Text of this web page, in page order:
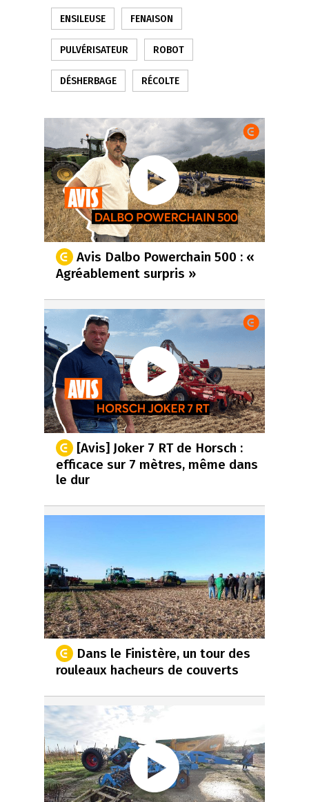
ENSILEUSE FENAISON
PULVÉRISATEUR ROBOT
DÉSHERBAGE RÉCOLTE
Avis Dalbo Powerchain 500 : «
Agréablement surpris »
[Avis] Joker 7 RT de Horsch :
efficace sur 7 mètres, même dans
le dur
Dans le Finistère, un tour des
rouleaux hacheurs de couverts